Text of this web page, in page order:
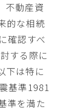
不動産資
的な相続
確認すべ
する際に
下は特に
基準1981
準を満た